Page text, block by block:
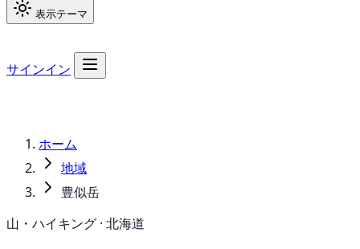
表示テーマ
サインイン
ホーム
地域
豊似岳
山・ハイキング · 北海道